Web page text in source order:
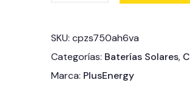
SKU:cpzs750ah6va
Categorías: Baterías Solares,
Marca: PlusEnergy